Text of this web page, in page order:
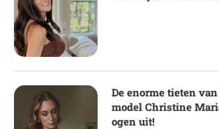
De enorme tieten
model Christine
ogen uit!